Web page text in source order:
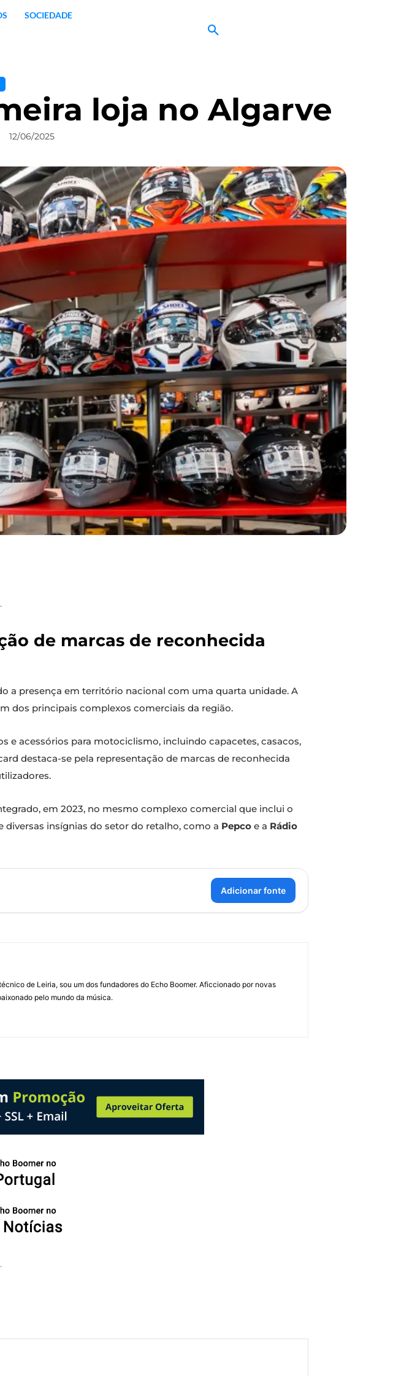
SOCIEDADE
loja no Algarve
12/06/2025
de marcas de reconhecida
a presença em território nacional com uma quarta unidade. A
dos principais complexos comerciais da região.
e acessórios para motociclismo, incluindo capacetes, casacos,
destaca-se pela representação de marcas de reconhecida
em 2023, no mesmo complexo comercial que inclui o
diversas insígnias do setor do retalho, como a Pepco e a Rádio
Adicionar fonte
de Leiria, sou um dos fundadores do Echo Boomer. Aficcionado por novas
pelo mundo da música.